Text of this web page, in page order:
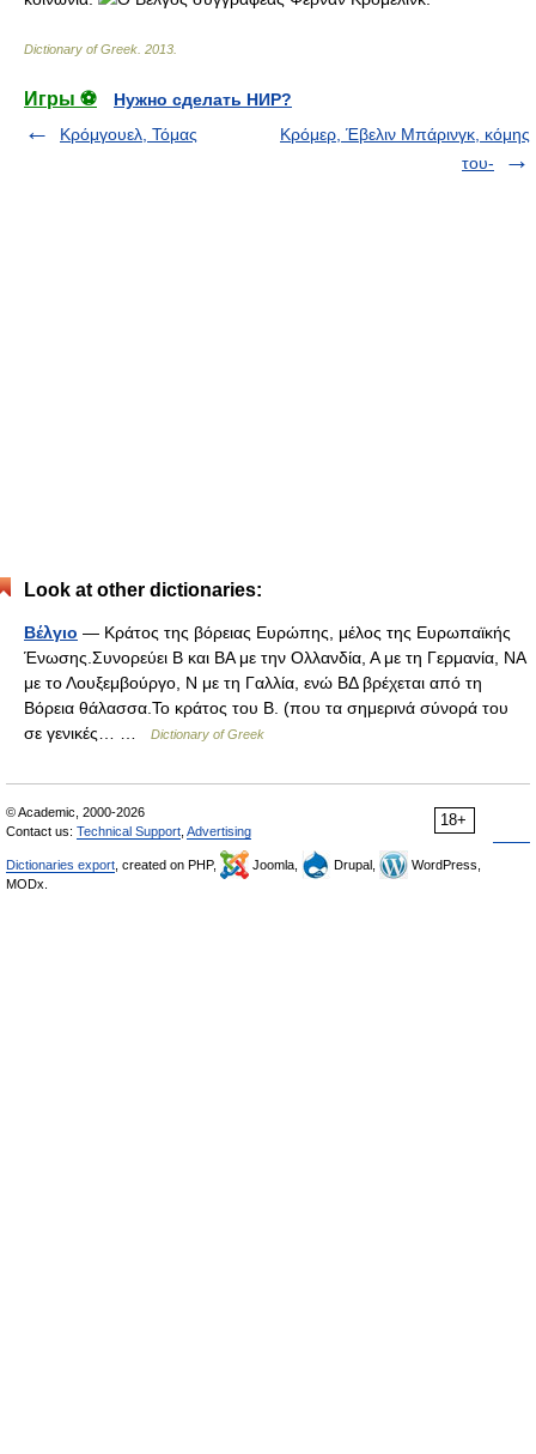
Dictionary of Greek 2013
Игры ⚽
Нужно сделать НИР?
Κρόμγουελ, Τόμας
Κρόμερ, Έβελιν Μπάρινγκ, κόμης
του-
Look at other dictionaries:
Βέλγιο — Κράτος της βόρειας Ευρώπης, μέλος της Ευρωπαϊκής
Ένωσης.Συνορεύει Β και ΒΑ με την Ολλανδία, Α με τη Γερμανία, ΝΑ
με το Λουξεμβούργο, Ν με τη Γαλλία, ενώ ΒΔ βρέχεται από τη
Βόρεια θάλασσα.Το κράτος του Β. (που τα σημερινά σύνορά του
σε γενικές… …
Dictionary of Greek
18+
© Academic, 2000-2026
Contact us: Technical Support Advertising
Dictionaries export , created on PHP, Joomla, Drupal,
WordPress,
MODx.